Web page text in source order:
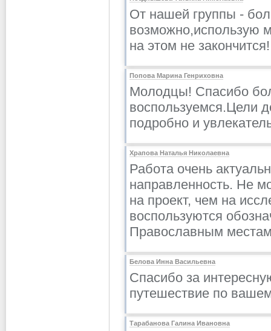
От нашей группы -
возможно,использую
на этом не закончится!
Попова Марина Генриховна
Молодцы! Спасибо
воспользуемся.Цели
подробно и
Храпова Наталья Николаевна
Работа очень
направленность. Не
на проект, чем на
воспользуются
Православным
Белова Инна Васильевна
Спасибо за
путешествие по
Тарабанова Галина Ивановна